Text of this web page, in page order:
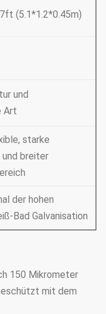
(5.1*1.2*0.45m)
und
Art
starke
breiter
der hohen
Bad Galvanisation
150 Mikrometer
mit dem